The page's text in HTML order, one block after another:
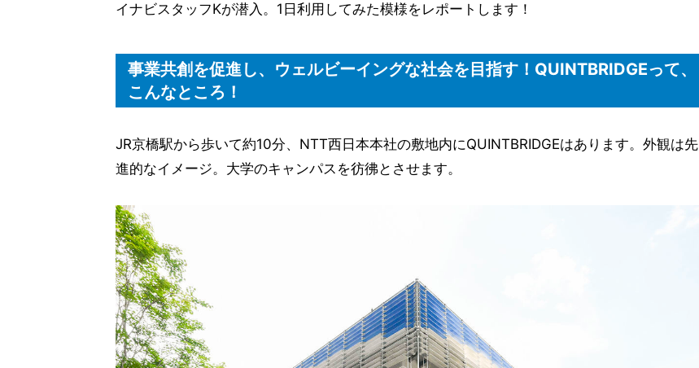
イナビスタッフKが潜入。1日利用してみた模様をレポートします！
事業共創を促進し、ウェルビーイングな社会を目指す！QUINTBRIDGEって、
こんなところ！
JR京橋駅から歩いて約10分、NTT西日本本社の敷地内にQUINTBRIDGEはあります。外観は先
進的なイメージ。大学のキャンパスを彷彿とさせます。